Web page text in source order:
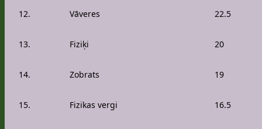
12. Vāveres 22.5
13. Fiziķi 20
14. Zobrats 19
15. Fizikas vergi 16.5